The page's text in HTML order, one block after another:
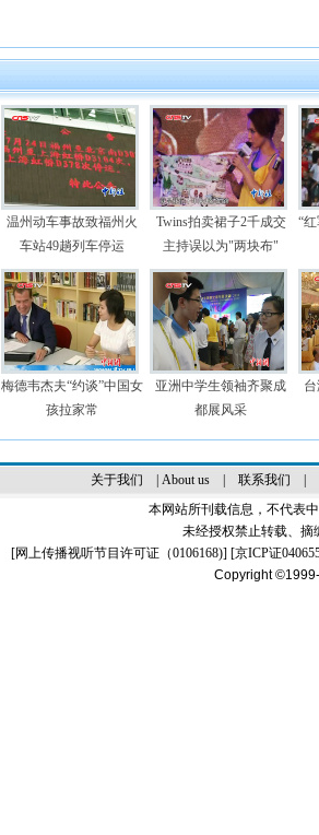
温州动车事故致福州火
车站49趟列车停运
Twins拍卖裙子2千成交
主持误以为"两块布"
“
梅德韦杰夫“约谈”中国女
孩拉家常
亚洲中学生领袖齐聚成
都展风采
关于我们 About us| 联系我们
本网站所刊载信息，不代表
未经授权禁止转载、摘
[网上传播视听节目许可证（0106168)] [京ICP证
Copyright